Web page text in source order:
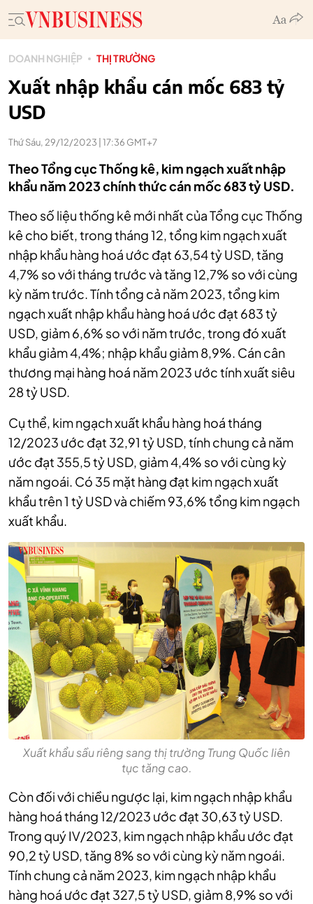
DOANH NGHIỆP THỊ TRƯỜNG
Xuất nhập khẩu cán mốc 683 tỷ
USD
Thứ Sáu, 29/12/2023 | 17:36 GMT+7
Theo Tổng cục Thống kê, kim ngạch xuất nhập
khẩu năm 2023 chính thức cán mốc 683 tỷ USD.
Theo số liệu thống kê mới nhất của Tổng cục Thống
kê cho biết, trong tháng 12, tổng kim ngạch xuất
nhập khẩu hàng hoá ước đạt 63,54 tỷ USD, tăng
4,7% so với tháng trước và tăng 12,7% so với cùng
kỳ năm trước. Tính tổng cả năm 2023, tổng kim
ngạch xuất nhập khẩu hàng hoá ước đạt 683 tỷ
USD, giảm 6,6% so với năm trước, trong đó xuất
khẩu giảm 4,4%; nhập khẩu giảm 8,9%. Cán cân
thương mại hàng hoá năm 2023 ước tính xuất siêu
28 tỷ USD.
Cụ thể, kim ngạch xuất khẩu hàng hoá tháng
12/2023 ước đạt 32,91 tỷ USD, tính chung cả năm
ước đạt 355,5 tỷ USD, giảm 4,4% so với cùng kỳ
năm ngoái. Có 35 mặt hàng đạt kim ngạch xuất
khẩu trên 1 tỷ USD và chiếm 93,6% tổng kim ngạch
xuất khẩu.
Xuất khẩu sầu riêng sang thị trường Trung Quốc liên
tục tăng cao.
Còn đối với chiều ngược lại, kim ngạch nhập khẩu
hàng hoá tháng 12/2023 ước đạt 30,63 tỷ USD.
Trong quý IV/2023, kim ngạch nhập khẩu ước đạt
90,2 tỷ USD, tăng 8% so với cùng kỳ năm ngoái.
Tính chung cả năm 2023, kim ngạch nhập khẩu
hàng hoá ước đạt 327,5 tỷ USD, giảm 8,9% so với